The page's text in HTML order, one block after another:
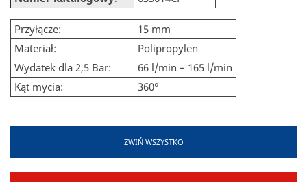
ZWIŃ WSZYSTKO
Przyłącze:
15 mm
Materiał:
Polipropylen
Wydatek dla 2,5 Bar:
66 l/min – 165 l/min
Kąt mycia:
360°